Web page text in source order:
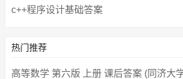
c++程序设计基础答案
热门推荐
高等数学 第六版 上册 课后答案 (同济大